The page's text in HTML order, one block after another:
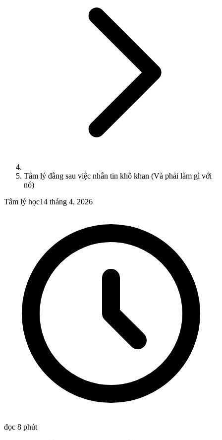
Tâm lý đằng sau việc nhắn tin khô khan (Và phải làm gì với
nó)
Tâm lý học14 tháng 4, 2026
đọc 8 phút